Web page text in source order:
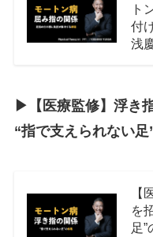
ト
付
浅
▶︎【医療監修】浮き
“指で支えられない足
【
を
足